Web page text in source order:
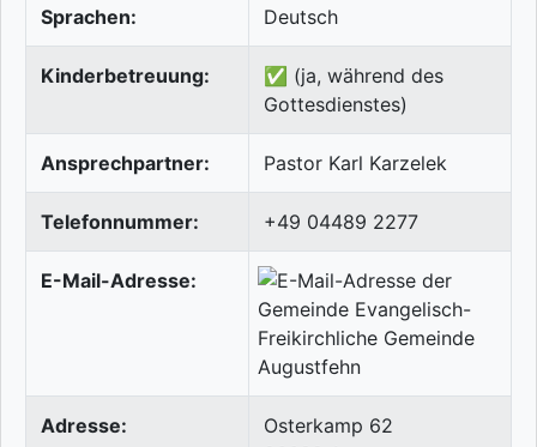
Sprachen: Deutsch
Kinderbetreuung:
✅ (ja, während des
Gottesdienstes)
Ansprechpartner: Pastor Karl Karzelek
Telefonnummer: +49 04489 2277
E-Mail-Adresse:
Adresse:
Osterkamp 62